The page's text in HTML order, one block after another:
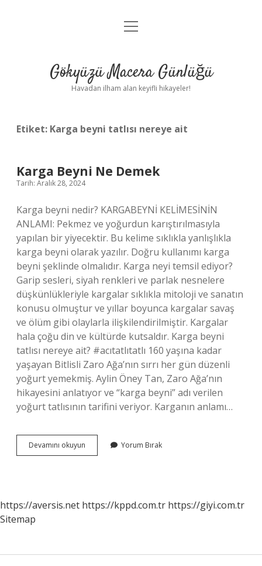
Anasayfa
Yasal Uyarı
menüyü
Gökyüzü Macera Günlüğü
Havadan ilham alan keyifli hikayeler!
Etiket: Karga beyni tatlısı nereye ait
Karga Beyni Ne Demek
Tarih: Aralık 28, 2024
Karga beyni nedir? KARGABEYNİ KELİMESİNİN
ANLAMI: Pekmez ve yoğurdun karıştırılmasıyla
yapılan bir yiyecektir. Bu kelime sıklıkla yanlışlıkla
karga beyni olarak yazılır. Doğru kullanımı karga
beyni şeklinde olmalıdır. Karga neyi temsil ediyor?
Garip sesleri, siyah renkleri ve parlak nesnelere
düşkünlükleriyle kargalar sıklıkla mitoloji ve sanatın
konusu olmuştur ve yıllar boyunca kargalar savaş
ve ölüm gibi olaylarla ilişkilendirilmiştir. Kargalar
hala çoğu din ve kültürde kutsaldır. Karga beyni
tatlısı nereye ait? #acıtatlıtatlı 160 yaşına kadar
yaşayan Bitlisli Zaro Ağa’nın sırrı her gün düzenli
yoğurt yemekmiş. Aylin Öney Tan, Zaro Ağa’nın
hikayesini anlatıyor ve “karga beyni” adı verilen
yoğurt tatlısının tarifini veriyor. Karganın anlamı…
Devamını okuyun
Beyni
Yorum Bırak
https://aversis.net https://kppd.com.tr https://giyi.com.tr
Sitemap